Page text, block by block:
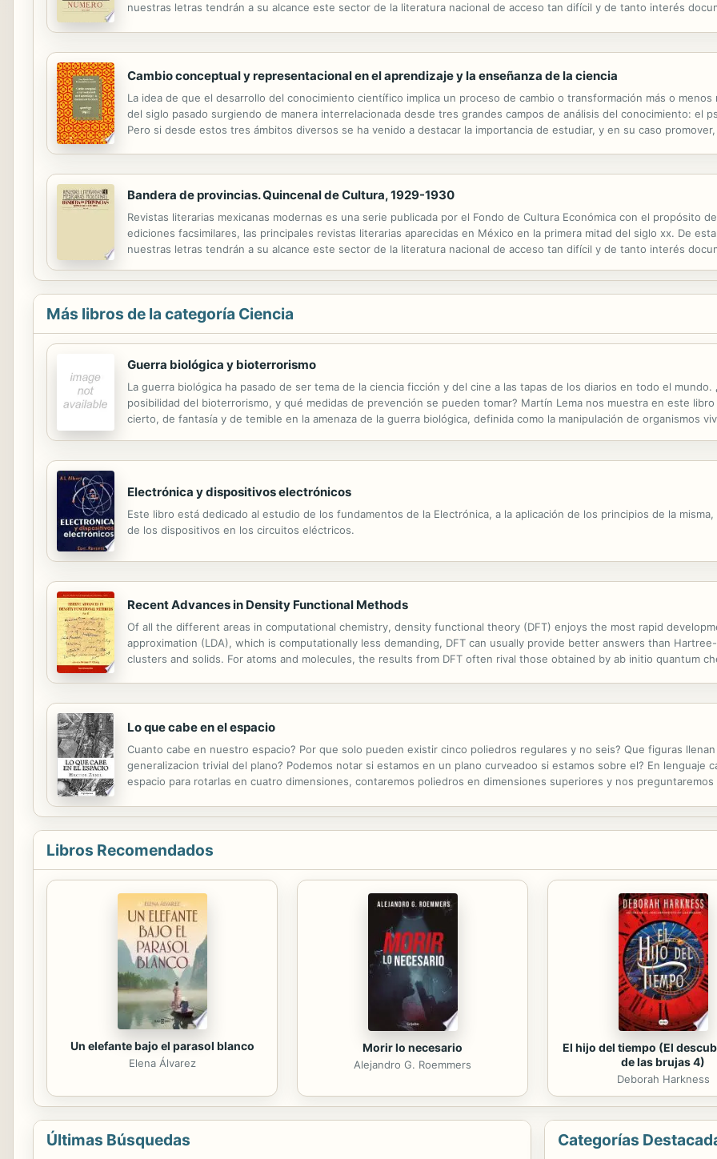
nuestras letras tendrán a su alcance este sector de la literatura nacional de acceso tan difícil y de tanto interés
Cambio conceptual y representacional en el aprendizaje y la enseñanza de la ciencia
La idea de que el desarrollo del conocimiento científico implica un proceso de cambio o transformación más o
del siglo pasado surgiendo de manera interrelacionada desde tres grandes campos de análisis del conocimiento: el
Pero si desde estos tres ámbitos diversos se ha venido a destacar la importancia de estudiar, y en su caso
Bandera de provincias. Quincenal de Cultura, 1929-1930
Revistas literarias mexicanas modernas es una serie publicada por el Fondo de Cultura Económica con el propósito
ediciones facsimilares, las principales revistas literarias aparecidas en México en la primera mitad del siglo xx. De
nuestras letras tendrán a su alcance este sector de la literatura nacional de acceso tan difícil y de tanto interés
Más libros de la categoría Ciencia
Guerra biológica y bioterrorismo
La guerra biológica ha pasado de ser tema de la ciencia ficción y del cine a las tapas de los diarios en todo el
posibilidad del bioterrorismo, y qué medidas de prevención se pueden tomar? Martín Lema nos muestra en este
cierto, de fantasía y de temible en la amenaza de la guerra biológica, definida como la manipulación de organismos
Electrónica y dispositivos electrónicos
Este libro está dedicado al estudio de los fundamentos de la Electrónica, a la aplicación de los principios de la
de los dispositivos en los circuitos eléctricos.
Recent Advances in Density Functional Methods
Of all the different areas in computational chemistry, density functional theory (DFT) enjoys the most rapid
approximation (LDA), which is computationally less demanding, DFT can usually provide better answers than
clusters and solids. For atoms and molecules, the results from DFT often rival those obtained by ab initio quantum
Lo que cabe en el espacio
Cuanto cabe en nuestro espacio? Por que solo pueden existir cinco poliedros regulares y no seis? Que figuras
generalizacion trivial del plano? Podemos notar si estamos en un plano curveadoo si estamos sobre el? En lenguaje
espacio para rotarlas en cuatro dimensiones, contaremos poliedros en dimensiones superiores y nos
Libros Recomendados
Un elefante bajo el parasol blanco
Elena Álvarez
Morir lo necesario
Alejandro G. Roemmers
El hijo del tiempo (El
de las brujas 4)
Deborah Harkness
Últimas Búsquedas Categorías